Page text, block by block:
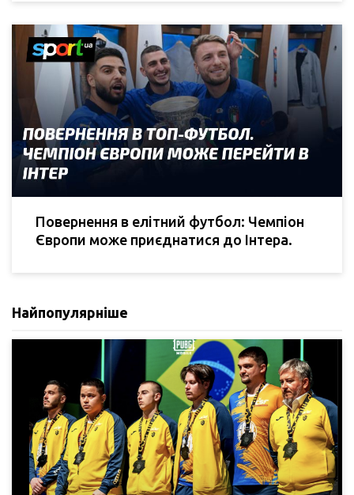
Повернення в елітний футбол: Чемпіон
Європи може приєднатися до Інтера.
Найпопулярніше